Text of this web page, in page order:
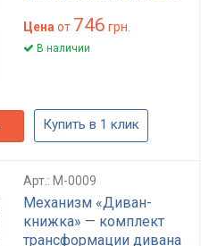
Цена от 746 грн.
В наличии
Купить в 1 клик
Арт.: M-0009
Механизм «Диван-
книжка» — комплект
трансформации дивана